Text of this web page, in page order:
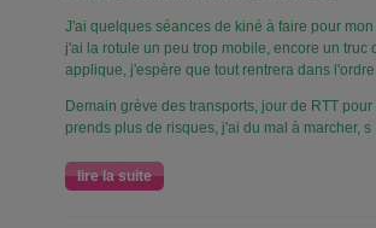
J'ai quelques séances de kiné à faire pour
j'ai la rotule un peu trop mobile, encore un truc
applique, j'espère que tout rentrera dans
Demain grève des transports, jour de RTT
prends plus de risques, j'ai du mal à marcher, s
lire la suite